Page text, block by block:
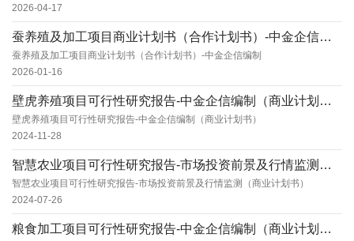
2026-04-17
蚕养殖及加工项目商业计划书（合作计划书）-中金企信编制
蚕养殖及加工项目商业计划书（合作计划书）-中金企信编制
2026-01-16
壁虎养殖项目可行性研究报告-中金企信编制（商业计划书）
壁虎养殖项目可行性研究报告-中金企信编制（商业计划书）
2024-11-28
智慧农业项目可行性研究报告-市场投资前景及行情监测（商业计划书）
智慧农业项目可行性研究报告-市场投资前景及行情监测（商业计划书）
2024-07-26
粮食加工项目可行性研究报告-中金企信编制（商业计划书）